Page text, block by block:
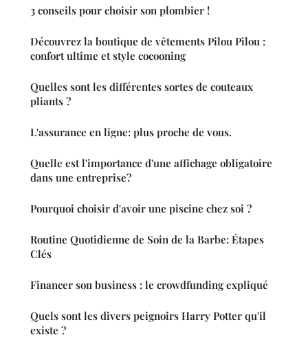
3 conseils pour choisir son plombier !
Découvrez la boutique de vêtements Pilou Pilou :
confort ultime et style cocooning
Quelles sont les différentes sortes de couteaux
pliants ?
L'assurance en ligne: plus proche de vous.
Quelle est l'importance d'une affichage obligatoire
dans une entreprise?
Pourquoi choisir d'avoir une piscine chez soi ?
Routine Quotidienne de Soin de la Barbe: Étapes
Clés
Financer son business : le crowdfunding expliqué
Quels sont les divers peignoirs Harry Potter qu'il
existe ?